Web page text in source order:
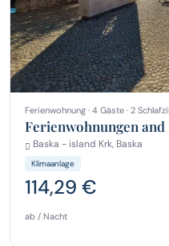
Ferienwohnung · 4 Gäste · 2
Ferienwohnungen
Baska - island Krk, Baska
Klimaanlage
114,29 €
ab / Nacht